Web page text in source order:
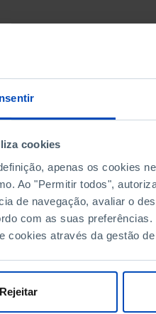
cookies
apenas os cookies
Ao "Permitir todos",
de navegação, avaliar o
com as suas
cookies através da gestão
Rejeitar
DATA